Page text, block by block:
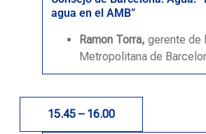
agua en el AMB”
Ramon Torra, gerente de
Metropolitana de
15.45 – 16.00